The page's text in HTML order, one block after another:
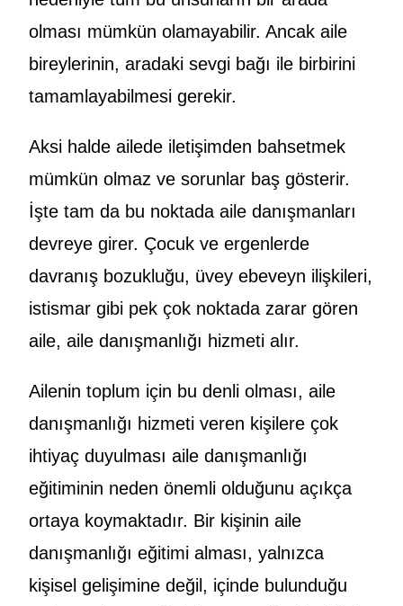
olması mümkün olamayabilir. Ancak aile
bireylerinin, aradaki sevgi bağı ile birbirini
tamamlayabilmesi gerekir.
Aksi halde ailede iletişimden bahsetmek
mümkün olmaz ve sorunlar baş gösterir.
İşte tam da bu noktada aile danışmanları
devreye girer. Çocuk ve ergenlerde
davranış bozukluğu, üvey ebeveyn ilişkileri,
istismar gibi pek çok noktada zarar gören
aile, aile danışmanlığı hizmeti alır.
Ailenin toplum için bu denli olması, aile
danışmanlığı hizmeti veren kişilere çok
ihtiyaç duyulması aile danışmanlığı
eğitiminin neden önemli olduğunu açıkça
ortaya koymaktadır. Bir kişinin aile
danışmanlığı eğitimi alması, yalnızca
kişisel gelişimine değil, içinde bulunduğu